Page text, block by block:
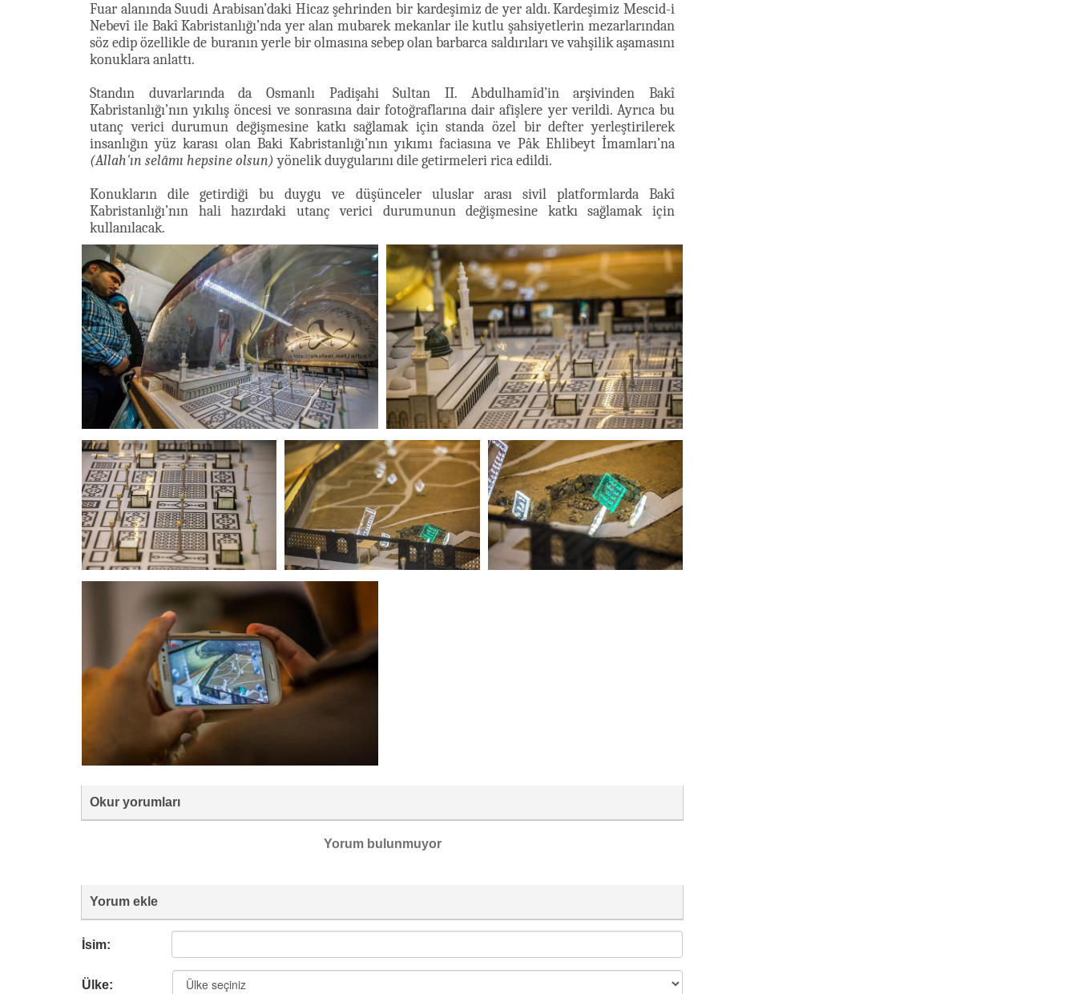
Fuar alanında Suudi Arabisan’daki Hicaz şehrinden bir kardeşimiz de yer aldı. Kardeşimiz Mescid-i
Nebevî ile Bakî Kabristanlığı’nda yer alan mubarek mekanlar ile kutlu şahsiyetlerin mezarlarından
söz edip özellikle de buranın yerle bir olmasına sebep olan barbarca saldırıları ve vahşilik aşamasını
konuklara anlattı.
Standın duvarlarında da Osmanlı Padişahi Sultan II. Abdulhamîd’in arşivinden Bakî
Kabristanlığı’nın yıkılış öncesi ve sonrasına dair fotoğraflarına dair afişlere yer verildi. Ayrıca bu
utanç verici durumun değişmesine katkı sağlamak için standa özel bir defter yerleştirilerek
insanlığın yüz karası olan Baki Kabristanlığı’nın yıkımı faciasına ve Pâk Ehlibeyt İmamları’na
(Allah'ın selâmı hepsine olsun)yönelik duygularını dile getirmeleri rica edildi.
Konukların dile getirdiği bu duygu ve düşünceler uluslar arası sivil platformlarda Bakî
Kabristanlığı’nın hali hazırdaki utanç verici durumunun değişmesine katkı sağlamak için
kullanılacak.
Okur yorumları
Yorum bulunmuyor
Yorum ekle
İsim:
Ülke: